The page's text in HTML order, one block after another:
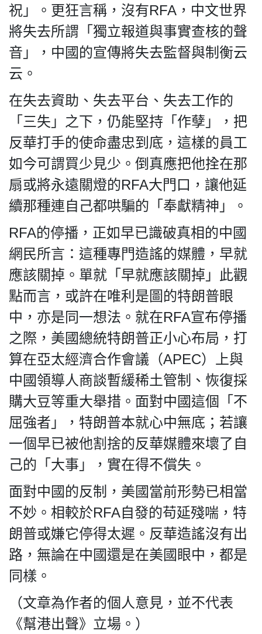
祝」。更狂言稱，沒有RFA，中文世界
將失去所謂「獨立報道與事實查核的聲
音」，中國的宣傳將失去監督與制衡云
云。
在失去資助、失去平台、失去工作的
「三失」之下，仍能堅持「作孽」，把
反華打手的使命盡忠到底，這樣的員工
如今可謂買少見少。倒真應把他拴在那
扇或將永遠關燈的RFA大門口，讓他延
續那種連自己都哄騙的「奉獻精神」。
RFA的停播，正如早已識破真相的中國
網民所言：這種專門造謠的媒體，早就
應該關掉。單就「早就應該關掉」此觀
點而言，或許在唯利是圖的特朗普眼
中，亦是同一想法。就在RFA宣布停播
之際，美國總統特朗普正小心布局，打
算在亞太經濟合作會議（APEC）上與
中國領導人商談暫緩稀土管制、恢復採
購大豆等重大舉措。面對中國這個「不
屈強者」，特朗普本就心中無底；若讓
一個早已被他割捨的反華媒體來壞了自
己的「大事」，實在得不償失。
面對中國的反制，美國當前形勢已相當
不妙。相較於RFA自發的苟延殘喘，特
朗普或嫌它停得太遲。反華造謠沒有出
路，無論在中國還是在美國眼中，都是
同樣。
（文章為作者的個人意見，並不代表
《幫港出聲》立場。）